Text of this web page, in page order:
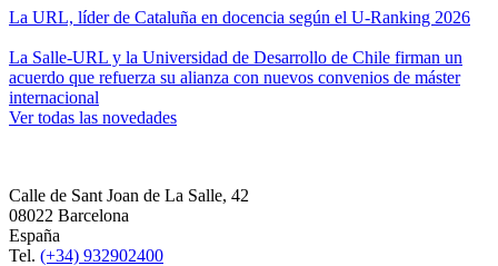
La URL, líder de Cataluña en docencia según el U-Ranking 2026
La Salle-URL y la Universidad de Desarrollo de Chile firman un
acuerdo que refuerza su alianza con nuevos convenios de máster
internacional
Ver todas las novedades
Calle de Sant Joan de La Salle, 42
08022 Barcelona
España
Tel. (+34) 932902400